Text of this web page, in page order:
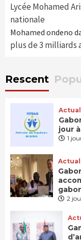
Lycée Mohamed
nationale
Mohamed ondeno
plus de 3 milliards
Rescent
jour
1
2